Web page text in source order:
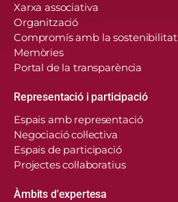
Xarxa associativa
Organització
Compromís amb la sostenibilitat
Memòries
Portal de la transparència
Representació i participació
Espais amb representació
Negociació col·lectiva
Espais de participació
Projectes col·laboratius
Àmbits d'expertesa